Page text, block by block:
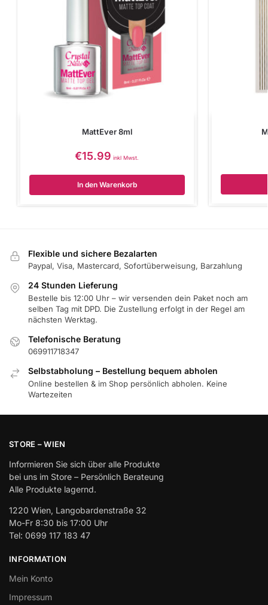
MattEver 8ml
€15.99 inkl Mwst.
In den Warenkorb
Flexible und sichere Bezalarten
Paypal, Visa, Mastercard, Sofortüberweisung, Barzahlung
24 Stunden Lieferung
Bestelle bis 12:00 Uhr – wir versenden dein Paket noch am
selben Tag mit DPD. Die Zustellung erfolgt in der Regel am
nächsten Werktag.
Telefonische Beratung
069911718347
Selbstabholung – Bestellung bequem abholen
Online bestellen & im Shop persönlich abholen. Keine
Wartezeiten
STORE – WIEN
Informieren Sie sich über alle Produkte
bei uns im Store – Persönlich Berateung
Alle Produkte lagernd.
1220 Wien, Langobardenstraße 32
Mo-Fr 8:30 bis 17:00 Uhr
Tel: 0699 117 183 47
INFORMATION
Mein Konto
Impressum